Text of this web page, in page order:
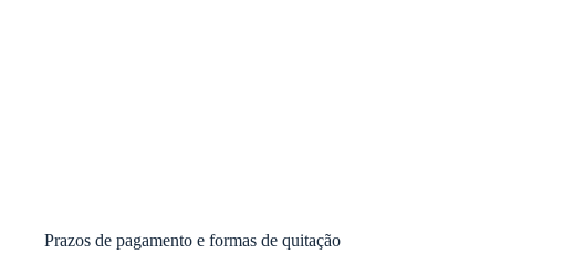
Prazos de pagamento e formas de quitação